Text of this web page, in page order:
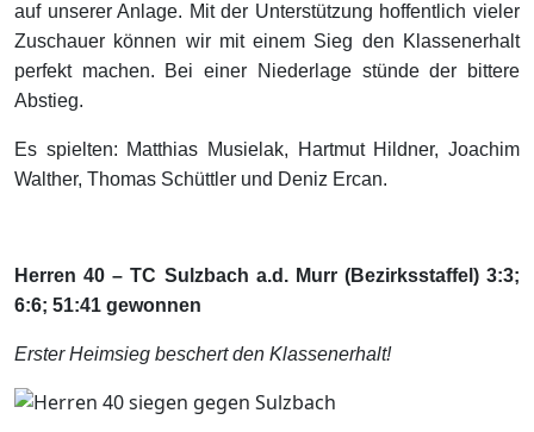
auf unserer Anlage. Mit der Unterstützung hoffentlich vieler
Zuschauer können wir mit einem Sieg den Klassenerhalt
perfekt machen. Bei einer Niederlage stünde der bittere
Abstieg.
Es spielten: Matthias Musielak, Hartmut Hildner, Joachim
Walther, Thomas Schüttler und Deniz Ercan.
Herren 40 – TC Sulzbach a.d. Murr (Bezirksstaffel) 3:3;
6:6; 51:41 gewonnen
Erster Heimsieg beschert den Klassenerhalt!